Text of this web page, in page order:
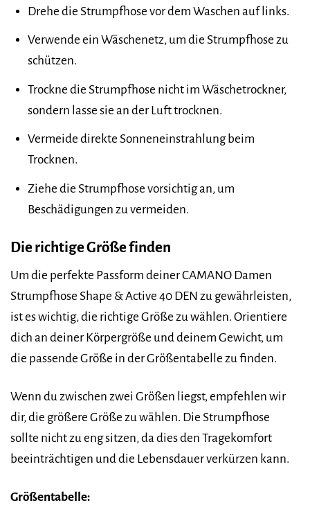
Drehe die Strumpfhose vor dem Waschen auf links.
Verwende ein Wäschenetz, um die Strumpfhose zu
schützen.
Trockne die Strumpfhose nicht im Wäschetrockner,
sondern lasse sie an der Luft trocknen.
Vermeide direkte Sonneneinstrahlung beim
Trocknen.
Ziehe die Strumpfhose vorsichtig an, um
Beschädigungen zu vermeiden.
Die richtige Größe finden
Um die perfekte Passform deiner CAMANO Damen
Strumpfhose Shape & Active 40 DEN zu gewährleisten,
ist es wichtig, die richtige Größe zu wählen. Orientiere
dich an deiner Körpergröße und deinem Gewicht, um
die passende Größe in der Größentabelle zu finden.
Wenn du zwischen zwei Größen liegst, empfehlen wir
dir, die größere Größe zu wählen. Die Strumpfhose
sollte nicht zu eng sitzen, da dies den Tragekomfort
beeinträchtigen und die Lebensdauer verkürzen kann.
Größentabelle: